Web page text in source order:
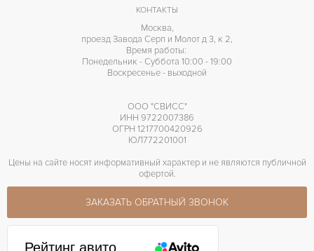
КОНТАКТЫ
Москва,
проезд Завода Серп и Молот д 3, к 2,
Время работы:
Понедельник - Суббота 10:00 - 19:00
Воскресенье - выходной
ООО "СВИСС"
ИНН 9722007386
ОГРН 1217700420926
ЮЛ772201001
Цены на сайте носят информативный характер и не являются публичной
офертой.
ЗАКАЗАТЬ ОБРАТНЫЙ ЗВОНОК
Рейтинг авито